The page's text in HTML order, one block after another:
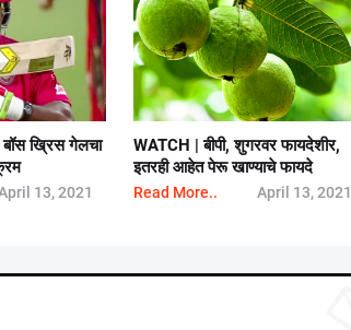
बॉस ख्रिस गेलचा
13, 2021
WATCH | बीपी, शुगरवर फायदेशीर,
इतरही आहेत पेरू खाण्याचे फायदे
Read More.. April 13, 2021